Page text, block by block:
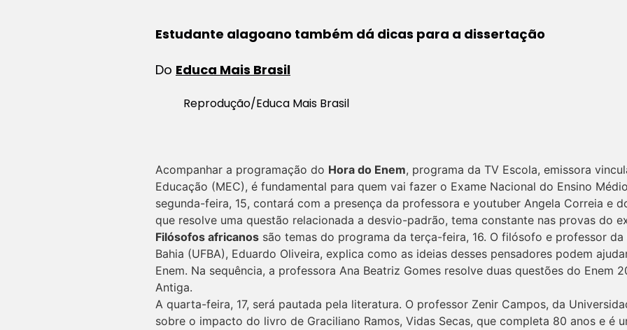
Estudante alagoano também dá dicas para a dissertação
Do Educa Mais Brasil
Reprodução/Educa Mais Brasil
Acompanhar a programação do Hora do Enem, programa da TV Escola, emissora
Educação (MEC), é fundamental para quem vai fazer o Exame Nacional do Ensino
segunda-feira, 15, contará com a presença da professora e youtuber Angela Correia e
que resolve uma questão relacionada a desvio-padrão, tema constante nas provas do
Filósofos africanos são temas do programa da terça-feira, 16. O filósofo e professor da
Bahia (UFBA), Eduardo Oliveira, explica como as ideias desses pensadores podem
Enem. Na sequência, a professora Ana Beatriz Gomes resolve duas questões do Enem
Antiga.
A quarta-feira, 17, será pautada pela literatura. O professor Zenir Campos, da
sobre o impacto do livro de Graciliano Ramos, Vidas Secas, que completa 80 anos e é